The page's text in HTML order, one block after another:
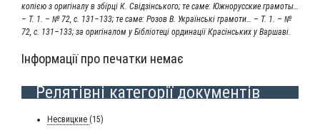
копією з ори­гі­на­лу в збір­ці К. Свід­зінсь­ко­го; те саме: Южно­рус­ские гра­мо­ты…
– Т. 1. – № 72, с. 131–133; те саме: Розов В. Українсь­кі гра­мо­ти… – Т. 1. – №
72, с. 131–133; за ори­гі­на­лом у Біб­ліо­те­ці орди­на­ції Красінсь­ких у Варшаві.
Інформації про печатки немає
Релятівні категорії документів
Несвиц­кие (15)